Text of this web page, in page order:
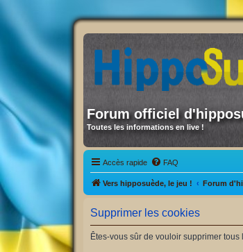
Forum officiel
Toutes les informations en live !
Accès rapide FAQ
Vers hipposuède, le jeu ! Forum
Supprimer les cookies
Êtes-vous sûr de vouloir supprimer